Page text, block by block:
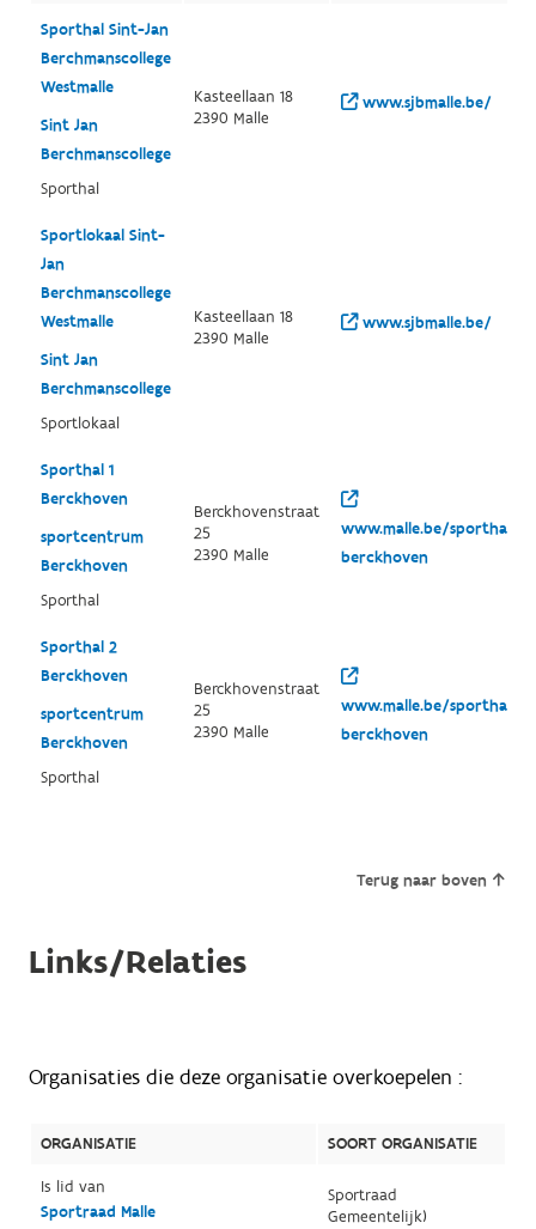
Sporthal Sint-Jan
Berchmanscollege
Westmalle
Sint Jan
Berchmanscollege
Sporthal
Kasteellaan 18
2390 Malle
www.sjbmalle.be/
Sportlokaal Sint-
Jan
Berchmanscollege
Westmalle
Sint Jan
Berchmanscollege
Sportlokaal
Kasteellaan 18
2390 Malle
www.sjbmalle.be/
Sporthal 1
Berckhoven
sportcentrum
Berckhoven
Sporthal
Berckhovenstraat
25
2390 Malle
www.malle.be/sporthal-
berckhoven
Sporthal 2
Berckhoven
sportcentrum
Berckhoven
Sporthal
Berckhovenstraat
25
2390 Malle
www.malle.be/sporthal-
berckhoven
Terug naar boven
Links/Relaties
Organisaties die deze organisatie overkoepelen :
ORGANISATIE
SOORT ORGANISATIE
Is lid van
Sportraad Malle
Sportraad
Gemeentelijk)